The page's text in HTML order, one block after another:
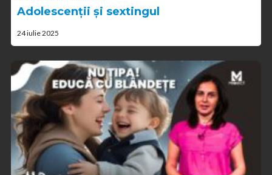
Adolescenții și sextingul
24 iulie 2025